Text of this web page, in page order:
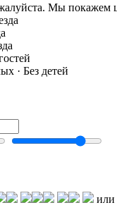
Мы покажем
· Без детей
или